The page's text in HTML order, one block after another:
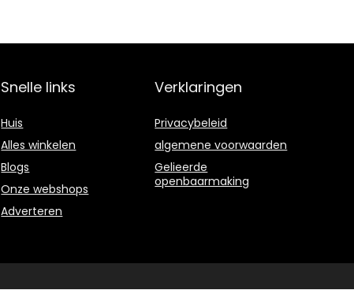
Snelle links
Huis
Alles winkelen
Blogs
Onze webshops
Adverteren
Verklaringen
Privacybeleid
algemene voorwaarden
Gelieerde
openbaarmaking